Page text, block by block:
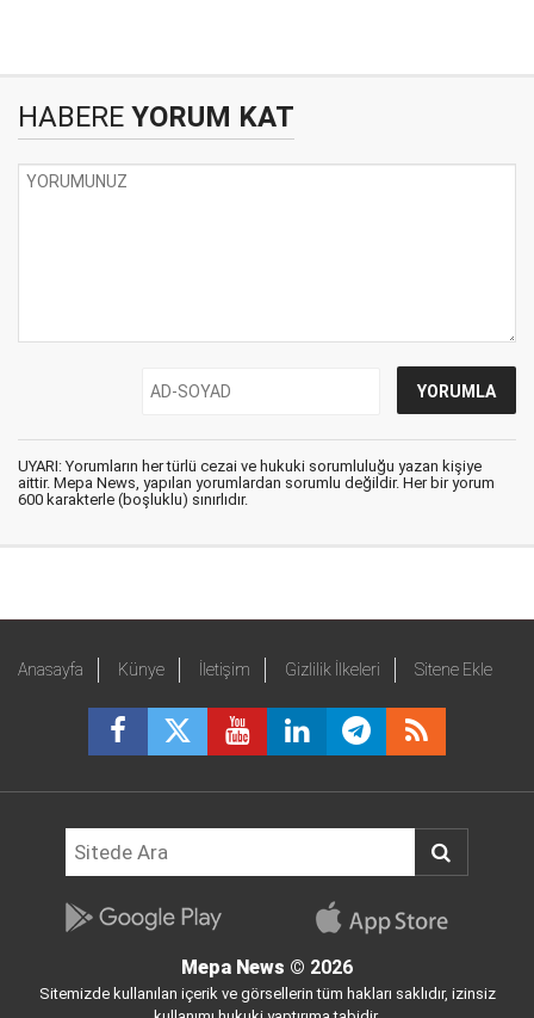
HABERE YORUM KAT
UYARI: Yorumların her türlü cezai ve hukuki sorumluluğu yazan kişiye
aittir. Mepa News, yapılan yorumlardan sorumlu değildir. Her bir yorum
600 karakterle (boşluklu) sınırlıdır.
Anasayfa Künye İletişim Gizlilik İlkeleri Sitene Ekle
Mepa News © 2026
Sitemizde kullanılan içerik ve görsellerin tüm hakları saklıdır, izinsiz